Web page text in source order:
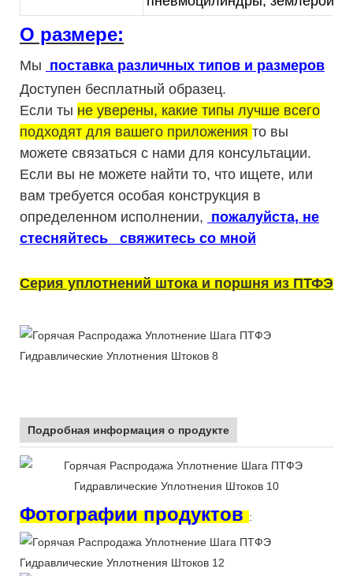
О размере:
Мы поставка различных типов и размеров
Доступен бесплатный образец.
Если ты не уверены, какие типы лучше всего
подходят для вашего приложения то вы
можете связаться с нами для консультации.
Если вы не можете найти то, что ищете, или
вам требуется особая конструкция в
определенном исполнении, пожалуйста, не
стесняйтесь
свяжитесь со мной
Серия уплотнений штока и поршня из ПТФЭ
Подробная информация о продукте
Фотографии продуктов: